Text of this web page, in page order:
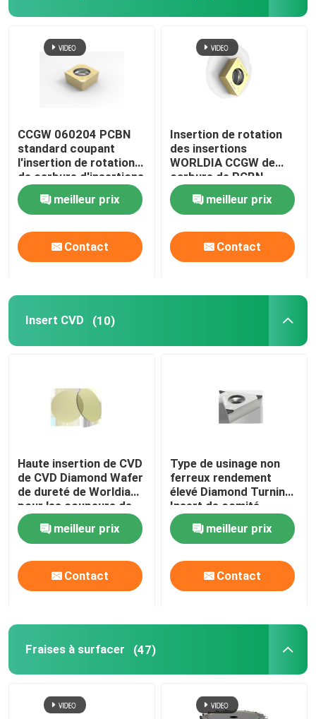
CCGW 060204 PCBN
standard coupant
l'insertion de rotation
de carbure d'insertions
pour en acier trempé
meilleur prix
Contact
Insertion de rotation
des insertions
WORLDIA CCGW de
carbure de PCBN
meilleur prix
Contact
Insert CVD (10)
Haute insertion de CVD
de CVD Diamond Wafer
de dureté de Worldia
pour les coupeurs de
usinage
meilleur prix
Contact
Type de usinage non
ferreux rendement
élevé Diamond Turning
Insert de comité
technique d'insertion
de CVDmeilleur prix
Contact
Fraises à surfacer (47)